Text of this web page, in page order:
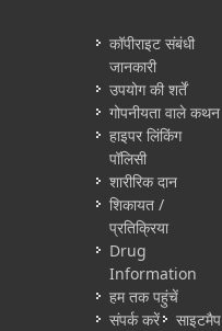
कॉपीराइट संबंधी
जानकारी
उपयोग की शर्तें
गोपनीयता वाले कथन
हाइपर लिंकिंग
पॉलिसी
शारीरिक दान
शिकायत /
प्रतिक्रिया
Drug
Information
हम तक पहुंचें
संपर्क करें
साइटमैप